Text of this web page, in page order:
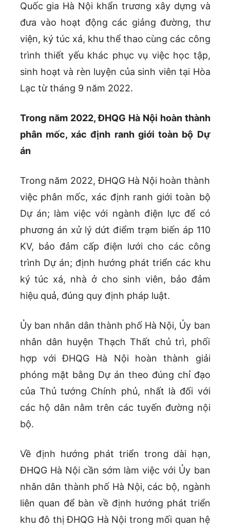
Quốc gia Hà Nội khẩn trương xây dựng và
đưa vào hoạt động các giảng đường, thư
viện, ký túc xá, khu thể thao cùng các công
trình thiết yếu khác phục vụ việc học tập,
sinh hoạt và rèn luyện của sinh viên tại Hòa
Lạc từ tháng 9 năm 2022.
Trong năm 2022, ĐHQG Hà Nội hoàn thành
phân mốc, xác định ranh giới toàn bộ Dự
án
Trong năm 2022, ĐHQG Hà Nội hoàn thành
việc phân mốc, xác định ranh giới toàn bộ
Dự án; làm việc với ngành điện lực để có
phương án xử lý dứt điểm trạm biến áp 110
KV, bảo đảm cấp điện lưới cho các công
trình Dự án; định hướng phát triển các khu
ký túc xá, nhà ở cho sinh viên, bảo đảm
hiệu quả, đúng quy định pháp luật.
Ủy ban nhân dân thành phố Hà Nội, Ủy ban
nhân dân huyện Thạch Thất chủ trì, phối
hợp với ĐHQG Hà Nội hoàn thành giải
phóng mặt bằng Dự án theo đúng chỉ đạo
của Thủ tướng Chính phủ, nhất là đối với
các hộ dân nằm trên các tuyến đường nội
bộ.
Về định hướng phát triển trong dài hạn,
ĐHQG Hà Nội cần sớm làm việc với Ủy ban
nhân dân thành phố Hà Nội, các bộ, ngành
liên quan để bàn về định hướng phát triển
khu đô thị ĐHQG Hà Nội trong mối quan hệ